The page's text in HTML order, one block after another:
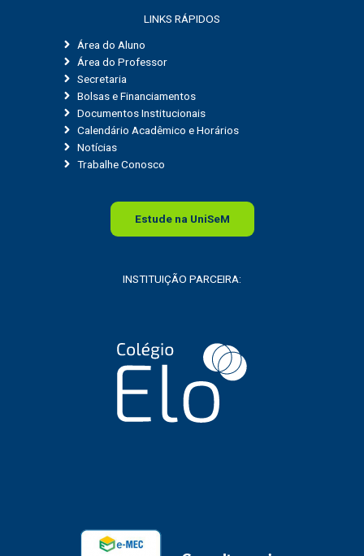
LINKS RÁPIDOS
Área do Aluno
Área do Professor
Secretaria
Bolsas e Financiamentos
Documentos Institucionais
Calendário Acadêmico e Horários
Notícias
Trabalhe Conosco
Estude na UniSeM
INSTITUIÇÃO PARCEIRA: